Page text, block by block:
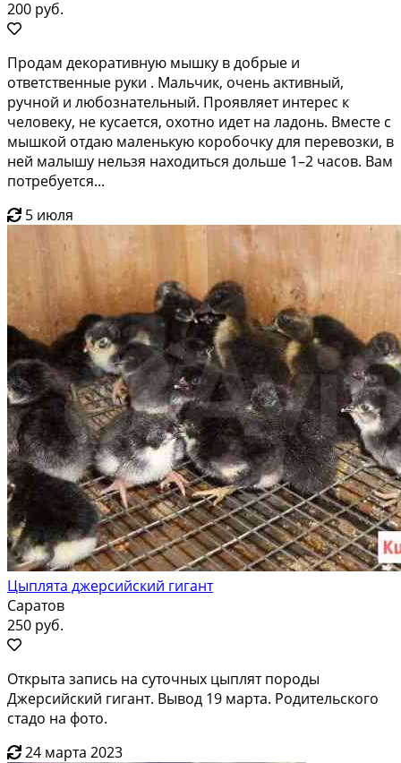
200 руб.
Продам декоративную мышку в добрые и
ответственные руки . Мальчик, очень активный,
ручной и любознательный. Проявляет интерес к
человеку, не кусается, охотно идет на ладонь. Вместе с
мышкой отдаю маленькую коробочку для перевозки, в
ней малышу нельзя находиться дольше 1–2 часов. Вам
потребуется...
5 июля
Цыплята джерсийский гигант
Саратов
250 руб.
Открыта запись на суточных цыплят породы
Джерсийский гигант. Вывод 19 марта. Родительского
стадо на фото.
24 марта 2023